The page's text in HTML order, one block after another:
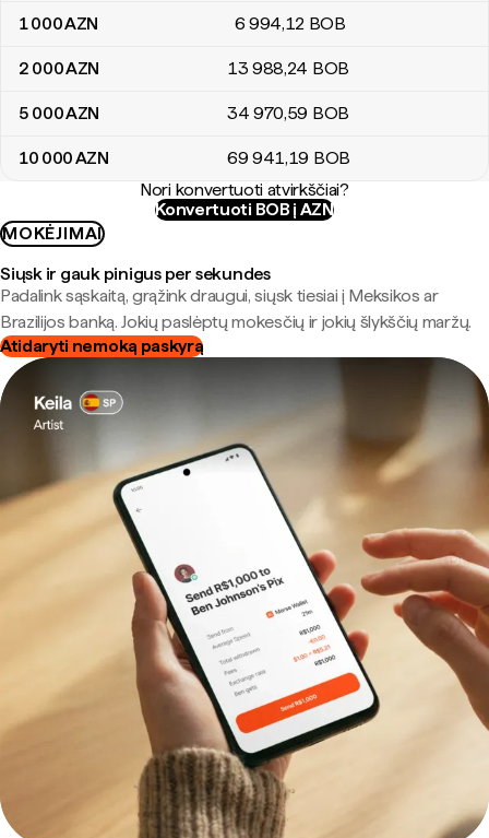
1 000AZN 6 994,12 BOB
2 000AZN 13 988,24 BOB
5 000AZN 34 970,59 BOB
10 000AZN 69 941,19 BOB
Nori konvertuoti atvirkščiai?
Konvertuoti BOB į AZN
MOKĖJIMAI
Siųsk ir gauk pinigus per sekundes
Padalink sąskaitą, grąžink draugui, siųsk tiesiai į Meksikos ar
Brazilijos banką. Jokių paslėptų mokesčių ir jokių šlykščių maržų.
Atidaryti nemoką paskyrą